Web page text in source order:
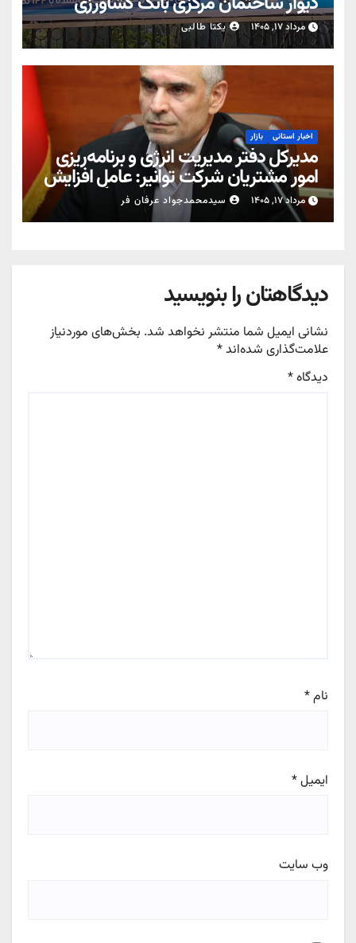
مرداد ۱۷, ۱۴۰۵ یکتا طالبی
اخبار استانی بازار
مدیرکل دفتر مدیریت انرژی و برنامه‌ریزی
امور مشتریان شرکت توانیر: عامل افزایش
قبوض برخی مشترکان، عبور از الگوی
مصرف در تابستان است/ افزایش تعرفه
مرداد ۱۷, ۱۴۰۵ سیدمحمدجواد عرفان فر
دیدگاهتان را بنویسید
نشانی ایمیل شما منتشر نخواهد شد. بخش‌های موردنیاز
علامت‌گذاری شده‌اند*
دیدگاه*
نام*
ایمیل*
وب‌ سایت